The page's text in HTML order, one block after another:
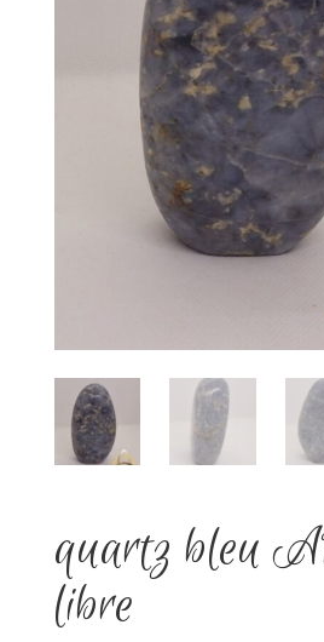
quartz bleu
libre